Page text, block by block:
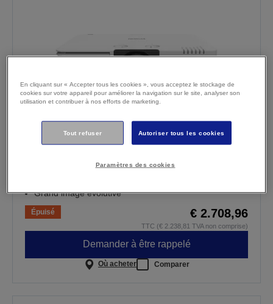
EB-L530U Projector
Lens shift grand angle
Grand image évolutive
Épuisé € 2.708,96
TTC (€ 2.238,81 TVA non comprise)
Demander à être rappelé
Où acheter Comparer
En cliquant sur « Accepter tous les cookies », vous acceptez le stockage de
cookies sur votre appareil pour améliorer la navigation sur le site, analyser son
utilisation et contribuer à nos efforts de marketing.
Tout refuser Autoriser tous les cookies
Paramètres des cookies